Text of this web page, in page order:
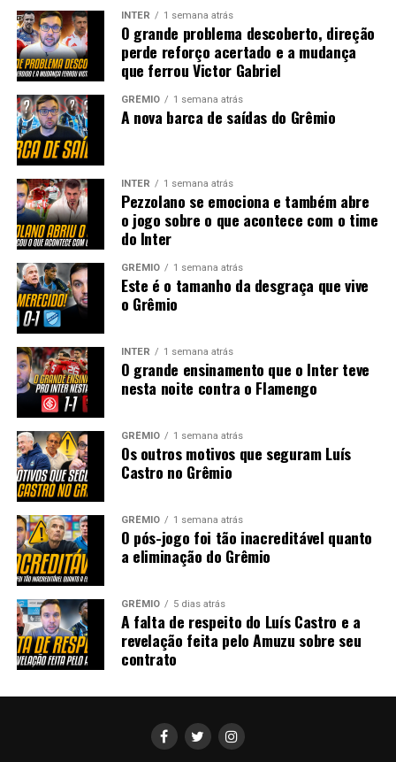
INTER 1 semana atrás
O grande problema descoberto, direção
perde reforço acertado e a mudança
que ferrou Victor Gabriel
GRÊMIO 1 semana atrás
A nova barca de saídas do Grêmio
INTER 1 semana atrás
Pezzolano se emociona e também abre
o jogo sobre o que acontece com o time
do Inter
GRÊMIO 1 semana atrás
Este é o tamanho da desgraça que vive
o Grêmio
INTER 1 semana atrás
O grande ensinamento que o Inter teve
nesta noite contra o Flamengo
GRÊMIO 1 semana atrás
Os outros motivos que seguram Luís
Castro no Grêmio
GRÊMIO 1 semana atrás
O pós-jogo foi tão inacreditável quanto
a eliminação do Grêmio
GRÊMIO 5 dias atrás
A falta de respeito do Luís Castro e a
revelação feita pelo Amuzu sobre seu
contrato